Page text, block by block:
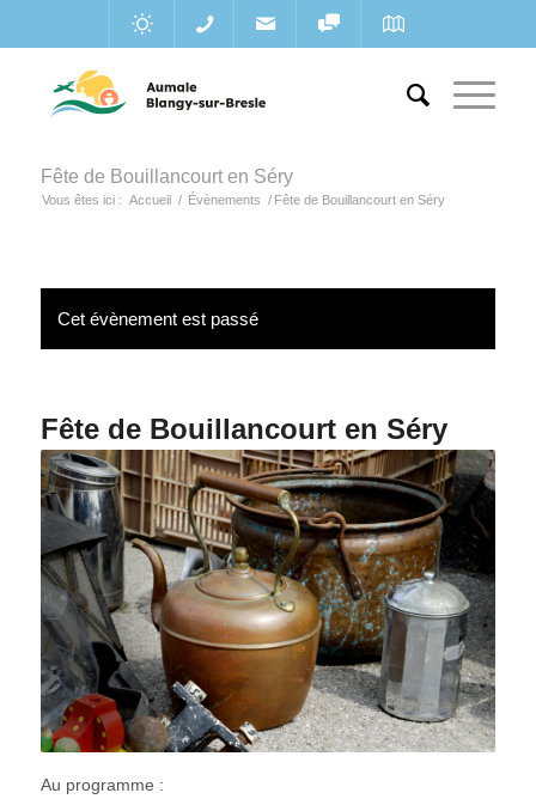
Fête de Bouillancourt en Séry
Vous êtes ici : Accueil / Évènements / Fête de Bouillancourt en Séry
Cet évènement est passé
Fête de Bouillancourt en Séry
Au programme :